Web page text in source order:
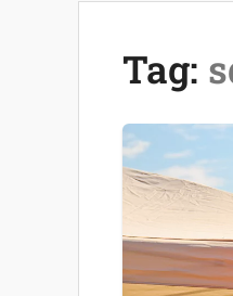
Tag: